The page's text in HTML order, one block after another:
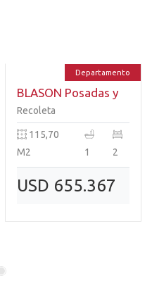
Departamento
BLASON Posadas y
Callao
Recoleta
115,70
M2
1 2
USD 655.367